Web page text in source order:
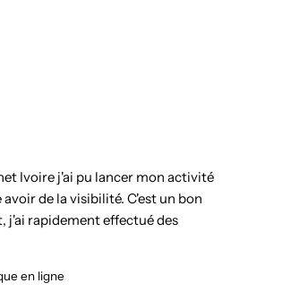
Ivoire j'ai pu lancer mon activité
de la visibilité. C'est un bon
j'ai rapidement effectué des
en ligne